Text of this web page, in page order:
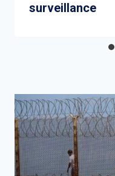
surveillance